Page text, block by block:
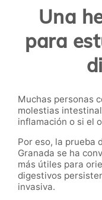
Una
para
Muchas personas
molestias
inflamación o si el
Por eso, la prueba
Granada se ha
más útiles para
digestivos
invasiva.